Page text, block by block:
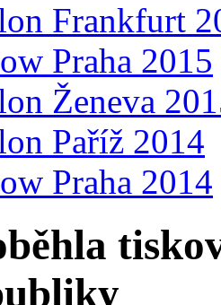
Frankfurt
Praha 2015
Ženeva
Paříž 2014
Praha 2014